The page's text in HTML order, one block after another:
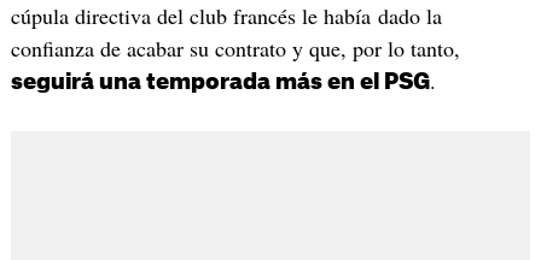
cúpula directiva del club francés le había dado la
confianza de acabar su contrato y que, por lo tanto,
seguirá una temporada más en el PSG.